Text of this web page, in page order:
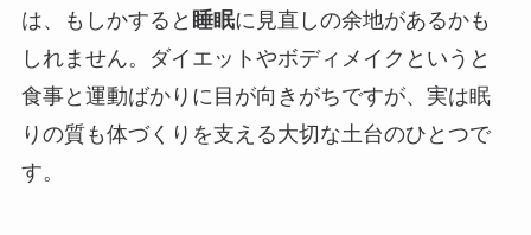
は、もしかすると睡眠に見直しの余地があるかも
しれません。ダイエットやボディメイクというと
食事と運動ばかりに目が向きがちですが、実は眠
りの質も体づくりを支える大切な土台のひとつで
す。